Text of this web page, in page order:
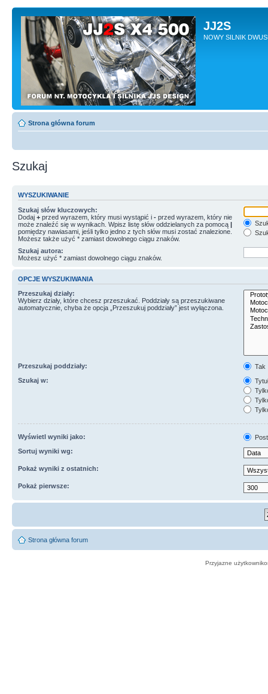
JJ2S
NOWY SILNIK
Strona główna forum
Szukaj
WYSZUKIWANIE
Szukaj słów kluczowych:
Dodaj + przed wyrazem, który musi wystąpić i - przed wyrazem, który nie
może znaleźć się w wynikach. Wpisz listę słów oddzielanych za pomocą |
pomiędzy nawiasami, jeśli tylko jedno z tych słów musi zostać znalezione.
Możesz także użyć * zamiast dowolnego ciągu znaków.
Szukaj autora:
Możesz użyć * zamiast dowolnego ciągu znaków.
OPCJE WYSZUKIWANIA
Przeszukaj działy:
Wybierz działy, które chcesz przeszukać. Poddziały są przeszukiwane
automatycznie, chyba że opcja „Przeszukuj poddziały” jest wyłączona.
Przeszukaj poddziały:
Tak
Szukaj w:
Wyświetl wyniki jako:
Sortuj wyniki wg:
Pokaż wyniki z ostatnich:
Pokaż pierwsze:
Strona główna forum
Przyjazne